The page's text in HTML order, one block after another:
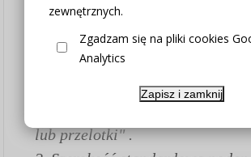
zewnętrznych.
Zgadzam się na pliki cookies
Analytics
Zapisz i zamknij
okienko pojawia się przy
zapłaty i wysyłki.
Jak złożyć zamówienie:
lub przelotki" .